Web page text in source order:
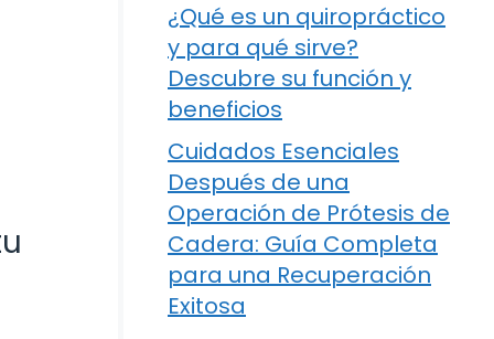
¿Qué es un quiropráctico
y para qué sirve?
Descubre su función y
beneficios
Cuidados Esenciales
Después de una
Operación de Prótesis de
Cadera: Guía Completa
para una Recuperación
Exitosa